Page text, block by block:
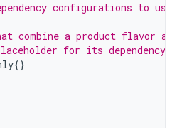
configurations to
combine a product flavor
for its dependency
{}